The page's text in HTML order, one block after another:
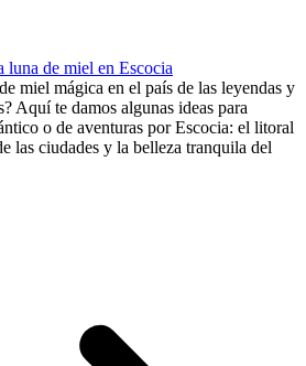
luna de miel en Escocia
miel mágica en el país de las leyendas y
Aquí te damos algunas ideas para
o de aventuras por Escocia: el litoral
las ciudades y la belleza tranquila del